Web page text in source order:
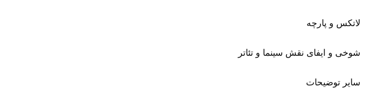
لاتکس و پارچه
شوخی و ایفای نقش سینما و تئاتر
سایر توضیحات